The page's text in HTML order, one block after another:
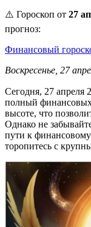
⚠️ Гороскоп от 27
прогноз:
Финансовый
Воскресенье, 27
Сегодня, 27 апреля
полный
высоте, что
Однако не
пути к
торопитесь с